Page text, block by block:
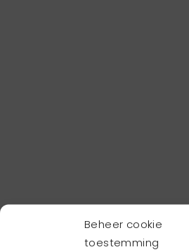
Beheer cookie
toestemming